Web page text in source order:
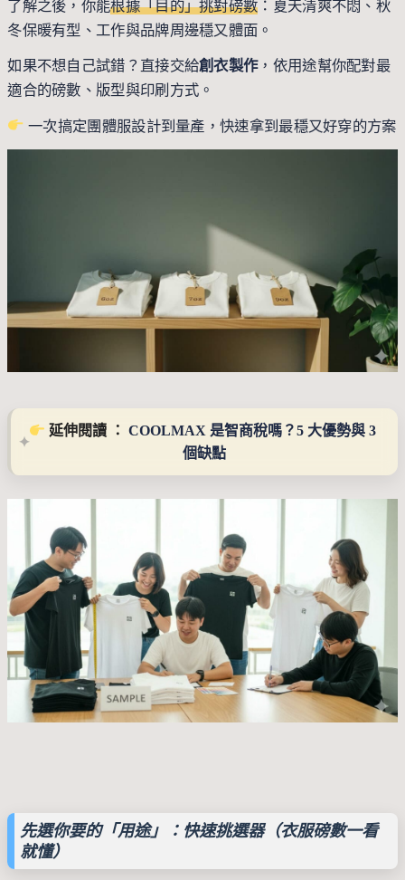
了解之後，你能根據「目的」挑對磅數 ：夏天清爽不悶、秋
冬保暖有型、工作與品牌周邊穩又體面。
如果不想自己試錯？直接交給創衣製作，依用途幫你配對最
適合的磅數、版型與印刷方式。
一次搞定團體服設計到量產，快速拿到最穩又好穿的方案
延伸閱讀 ： COOLMAX 是智商稅嗎？5 大優勢與 3
個缺點
先選你要的「用途」：快速挑選器（衣服磅數一看
就懂）